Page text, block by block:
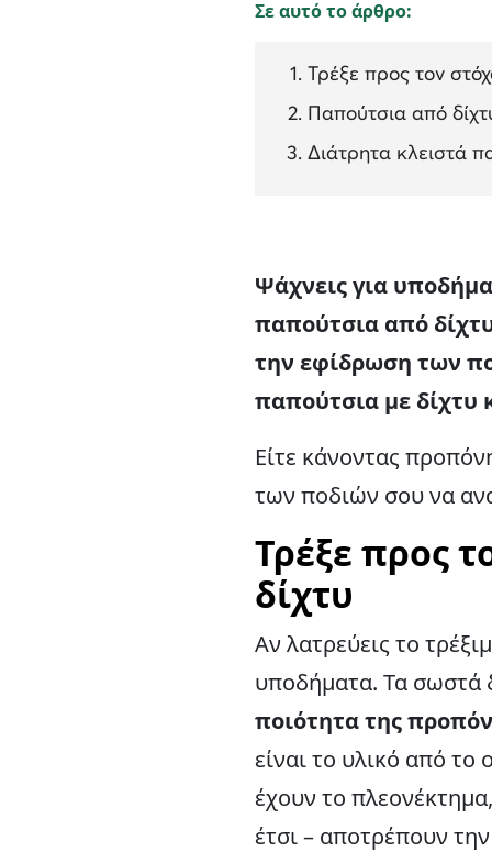
Σε αυτό το άρθρο:
Τρέξε προς τον
Παπούτσια από
Διάτρητα κλειστά
Ψάχνεις για
παπούτσια από
την εφίδρωση των
παπούτσια με δίχτυ
Είτε κάνοντας
των ποδιών σου να
Τρέξε προς
δίχτυ
Αν λατρεύεις το
υποδήματα. Τα σωστά
ποιότητα της
είναι το υλικό από
έχουν το
έτσι – αποτρέπουν